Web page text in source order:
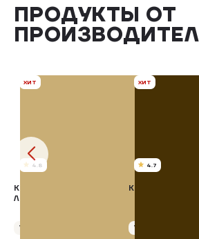
ПРОДУКТЫ ОТ
ХИТ
4.8
КОТЛЕТЫ
ЛОМОНОСОВСКИЕ
Упаковка 400 г
ХИТ
4.7
КОТЛЕТЫ ПО-
Упаковка 400 г